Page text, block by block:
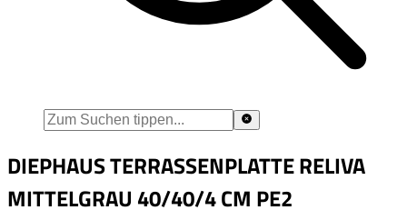
DIEPHAUS TERRASSENPLATTE RELIVA
MITTELGRAU 40/40/4 CM PE2